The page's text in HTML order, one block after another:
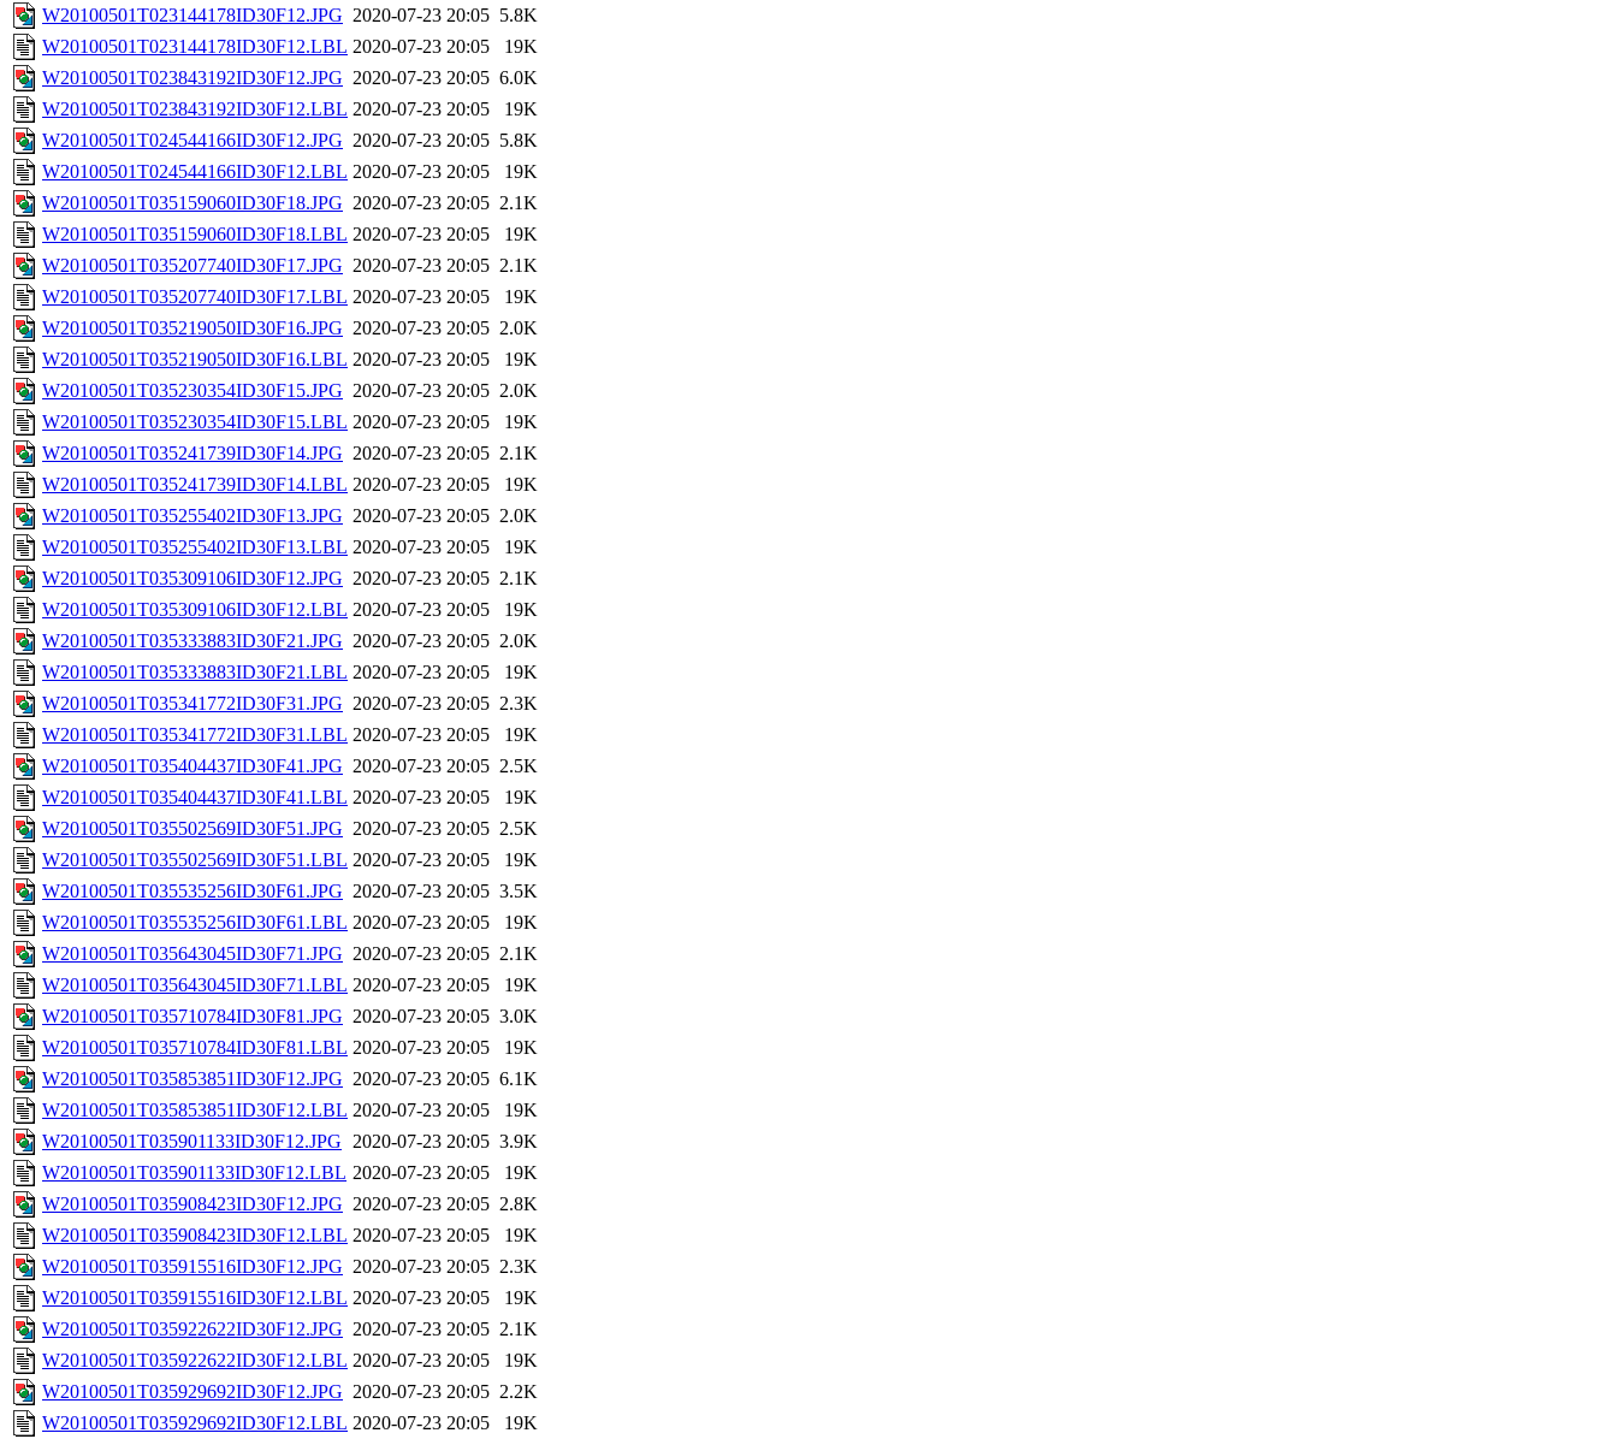
W20100501T023144178ID30F12.JPG 2020-07-23 20:05 5.8K
W20100501T023144178ID30F12.LBL 2020-07-23 20:05
19K
W20100501T023843192ID30F12.JPG 2020-07-23 20:05 6.0K
W20100501T023843192ID30F12.LBL 2020-07-23 20:05
19K
W20100501T024544166ID30F12.JPG 2020-07-23 20:05 5.8K
W20100501T024544166ID30F12.LBL 2020-07-23 20:05
19K
W20100501T035159060ID30F18.JPG 2020-07-23 20:05 2.1K
W20100501T035159060ID30F18.LBL 2020-07-23 20:05
19K
W20100501T035207740ID30F17.JPG 2020-07-23 20:05 2.1K
W20100501T035207740ID30F17.LBL 2020-07-23 20:05
19K
W20100501T035219050ID30F16.JPG 2020-07-23 20:05 2.0K
W20100501T035219050ID30F16.LBL 2020-07-23 20:05
19K
W20100501T035230354ID30F15.JPG 2020-07-23 20:05 2.0K
W20100501T035230354ID30F15.LBL 2020-07-23 20:05
19K
W20100501T035241739ID30F14.JPG 2020-07-23 20:05 2.1K
W20100501T035241739ID30F14.LBL 2020-07-23 20:05
19K
W20100501T035255402ID30F13.JPG 2020-07-23 20:05 2.0K
W20100501T035255402ID30F13.LBL 2020-07-23 20:05
19K
W20100501T035309106ID30F12.JPG 2020-07-23 20:05 2.1K
W20100501T035309106ID30F12.LBL 2020-07-23 20:05
19K
W20100501T035333883ID30F21.JPG 2020-07-23 20:05 2.0K
W20100501T035333883ID30F21.LBL 2020-07-23 20:05
19K
W20100501T035341772ID30F31.JPG 2020-07-23 20:05 2.3K
W20100501T035341772ID30F31.LBL 2020-07-23 20:05
19K
W20100501T035404437ID30F41.JPG 2020-07-23 20:05 2.5K
W20100501T035404437ID30F41.LBL 2020-07-23 20:05
19K
W20100501T035502569ID30F51.JPG 2020-07-23 20:05 2.5K
W20100501T035502569ID30F51.LBL 2020-07-23 20:05
19K
W20100501T035535256ID30F61.JPG 2020-07-23 20:05 3.5K
W20100501T035535256ID30F61.LBL 2020-07-23 20:05
19K
W20100501T035643045ID30F71.JPG 2020-07-23 20:05 2.1K
W20100501T035643045ID30F71.LBL 2020-07-23 20:05
19K
W20100501T035710784ID30F81.JPG 2020-07-23 20:05 3.0K
W20100501T035710784ID30F81.LBL 2020-07-23 20:05
19K
W20100501T035853851ID30F12.JPG 2020-07-23 20:05 6.1K
W20100501T035853851ID30F12.LBL 2020-07-23 20:05
19K
W20100501T035901133ID30F12.JPG 2020-07-23 20:05 3.9K
W20100501T035901133ID30F12.LBL 2020-07-23 20:05
19K
W20100501T035908423ID30F12.JPG 2020-07-23 20:05 2.8K
W20100501T035908423ID30F12.LBL 2020-07-23 20:05
19K
W20100501T035915516ID30F12.JPG 2020-07-23 20:05 2.3K
W20100501T035915516ID30F12.LBL 2020-07-23 20:05
19K
W20100501T035922622ID30F12.JPG 2020-07-23 20:05 2.1K
W20100501T035922622ID30F12.LBL 2020-07-23 20:05
19K
W20100501T035929692ID30F12.JPG 2020-07-23 20:05 2.2K
W20100501T035929692ID30F12.LBL 2020-07-23 20:05 19K